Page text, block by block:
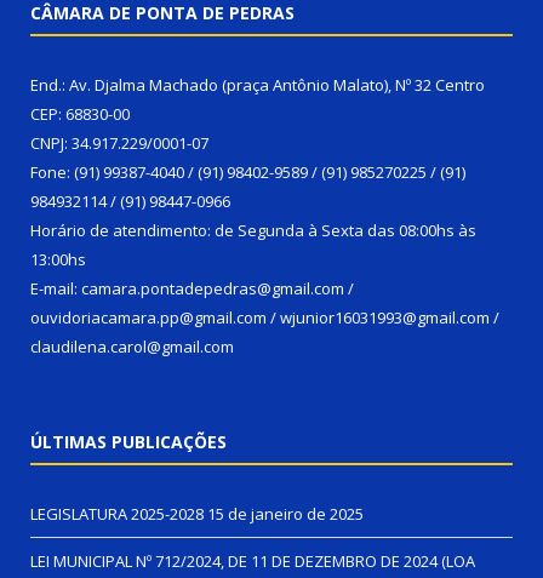
CÂMARA DE PONTA DE PEDRAS
End.: Av. Djalma Machado (praça Antônio Malato), Nº 32 Centro
CEP: 68830-00
CNPJ: 34.917.229/0001-07
Fone: (91) 99387-4040 / (91) 98402-9589 / (91) 985270225 / (91)
984932114 / (91) 98447-0966
Horário de atendimento: de Segunda à Sexta das 08:00hs às
13:00hs
E-mail: camara.pontadepedras@gmail.com /
ouvidoriacamara.pp@gmail.com / wjunior16031993@gmail.com /
claudilena.carol@gmail.com
ÚLTIMAS PUBLICAÇÕES
LEGISLATURA 2025-2028 15 de janeiro de 2025
LEI MUNICIPAL Nº 712/2024, DE 11 DE DEZEMBRO DE 2024 (LOA